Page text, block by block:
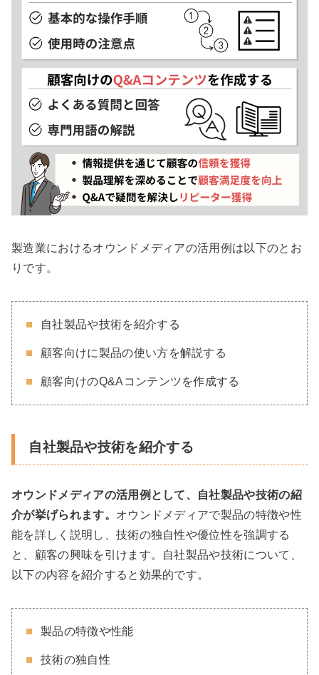
製造業におけるオウンドメディアの活用例は以下のとお
りです。
自社製品や技術を紹介する
顧客向けに製品の使い方を解説する
顧客向けのQ&Aコンテンツを作成する
自社製品や技術を紹介する
オウンドメディアの活用例として、自社製品や技術の紹
介が挙げられます。 オウンドメディアで製品の特徴や性
能を詳しく説明し、技術の独自性や優位性を強調する
と、顧客の興味を引けます。自社製品や技術について、
以下の内容を紹介すると効果的です。
製品の特徴や性能
技術の独自性